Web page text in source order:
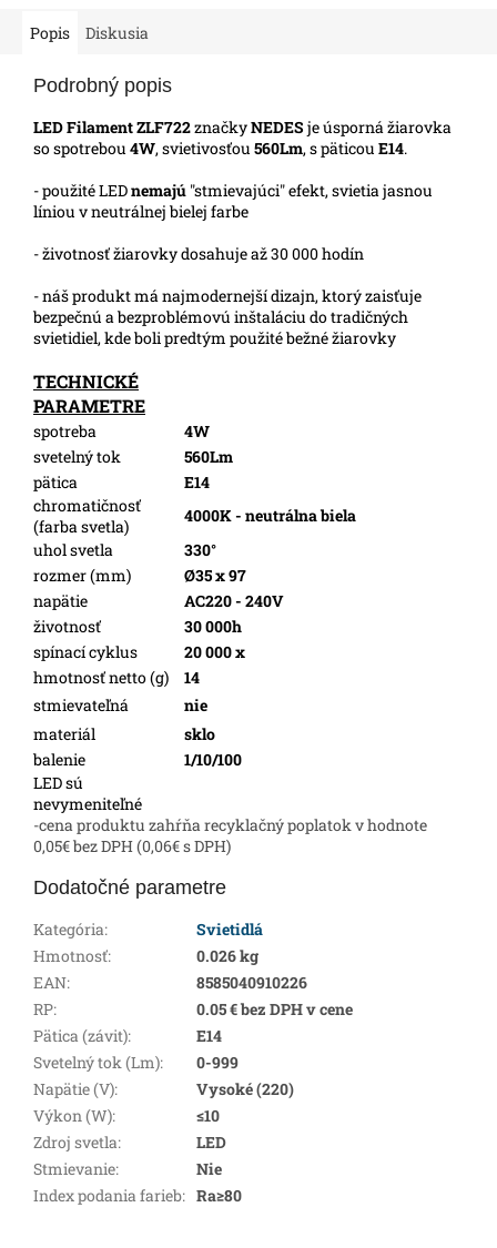
Popis Diskusia
Podrobný popis
LED Filament ZLF722značkyNEDES je úsporná žiarovka
so spotrebou 4W, svietivosťou 560Lm, s päticou E14.
- použité LEDnemajú "stmievajúci" efekt, svietia jasnou
líniou v neutrálnej bielej farbe
- životnosť žiarovky dosahuje až 30 000 hodín
- náš produkt má najmodernejší dizajn, ktorý zaisťuje
bezpečnú a bezproblémovú inštaláciu do tradičných
svietidiel, kde boli predtým použité bežné žiarovky
TECHNICKÉ
PARAMETRE
spotreba
4W
svetelný tok
560Lm
pätica
E14
chromatičnosť
(farba svetla)
4000K - neutrálna biela
uhol svetla
330°
rozmer (mm)
Ø35 x 97
napätie
AC220 - 240V
životnosť
30 000h
spínací cyklus
20 000 x
hmotnosť netto (g)
14
stmievateľná
nie
materiál
sklo
balenie
1/10/100
LED sú
nevymeniteľné
-cena produktu zahŕňa recyklačný poplatok v hodnote
0,05€ bez DPH (0,06€ s DPH)
Dodatočné parametre
Kategória:
Svietidlá
Hmotnosť:
0.026 kg
EAN:
8585040910226
RP:
0.05 € bez DPH v cene
Pätica (závit):
E14
Svetelný tok (Lm):
0-999
Napätie (V):
Vysoké (220)
Výkon (W):
≤10
Zdroj svetla:
LED
Stmievanie:
Nie
Index podania farieb: Ra≥80